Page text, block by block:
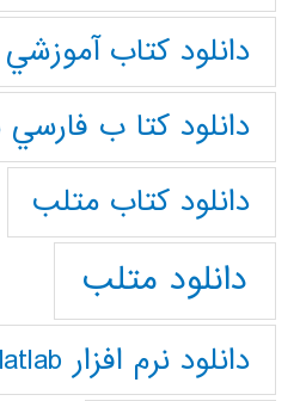
دانلود كتاب
دانلود كتا ب
دانلود كتاب متلب
دانلود متلب
دانلود نرم افزار Matlab